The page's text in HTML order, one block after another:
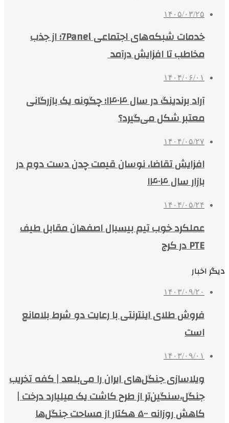
۱۴۰۵/۰۳/۲۵
خدمات شبکه‌های اجتماعی 7Panel؛ از جذب
مخاطب تا افزایش درآمد
۱۴۰۴/۰۶/۰۱
آراد برندینگ در سال ۱۴۰۴؛ چگونه یک بازرگانی
معتبر شکل می‌گیرد؟
۱۴۰۴/۰۵/۲۷
افزایش تقاضا، نوسان قیمت چدن دست دوم در
بازار سال ۱۴۰۴
۱۴۰۴/۰۵/۲۴
عملکرد خوب تیم بیسبال اصفهان مقابل طیف
PTE در کرج
دیگر اخبار
۱۴۰۳/۰۹/۲۰
فروش طلای اینترنتی با رعایت دو شرط بلامانع
است
۱۴۰۳/۰۹/۰۱
ویلاسازی جنگل‌های ایران را می‌بلعد | کفه تخریب
جنگل،سنگین‌تر از طرح کاشت یک میلیارد درخت |
کاهش روزانه ۵۰۰ هکتار از مساحت جنگل‌ها